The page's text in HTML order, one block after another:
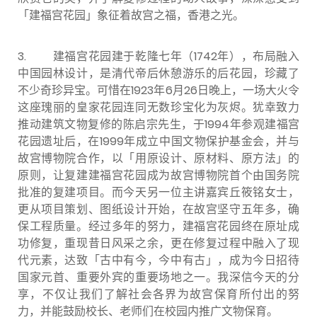
「建福宫花园」象征着故宫之福，香港之光。
3.
建福宫花园建于乾隆七年（1742年），布局融入
中国园林设计，是清代帝后休憩游乐的后花园，珍藏了
不少奇珍异宝。可惜在1923年6月26日晚上，一场大火令
这座瑰丽的皇家花园连同无数珍宝化为灰烬。犹幸致力
推动建筑文物复修的陈启宗先生，于1994年参观建福宫
花园遗址后，在1999年成立中国文物保护基金会，并与
故宫博物院合作，以「用原设计、原材料、原方法」的
原则，让复建建福宫花园成为故宫博物院首个由国务院
批准的复建项目。而今天另一位主讲嘉宾丘筱铭女士，
更从项目策划、图纸设计开始，在故宫坚守五年多，确
保工程质量。经过多年的努力，建福宫花园终在原址成
功修复，重现昔日风采之余，更在修复过程中融入了现
代元素，达致「古中有今，今中有古」，成为今日招待
国家元首、重要外宾的重要场地之一。我深信今天的分
享，不仅让我们了解社会各界为故宫保育所付出的努
力，并能鼓励校长、老师们在校园内推广文物保育。